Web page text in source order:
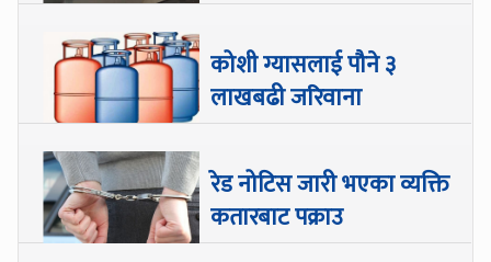
कोशी ग्यासलाई पौने ३
लाखबढी जरिवाना
रेड नोटिस जारी भएका व्यक्ति
कतारबाट पक्राउ